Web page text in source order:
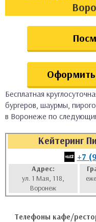
Оформить
Бесплатная
бургеров, шаурмы,
в Воронеже по
Кейтеринг
+7
Адрес:
ул. 1 Мая, 118,
Воронеж
Телефоны кафе/
кухня
булочки